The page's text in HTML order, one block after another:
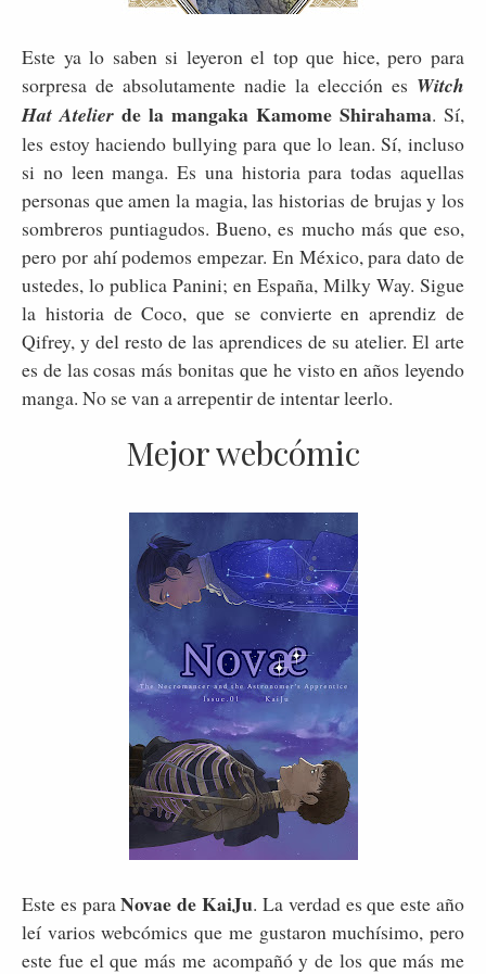
Este ya lo saben si leyeron el top que hice, pero para
sorpresa de absolutamente nadie la elección es Witch
Hat Atelier de la mangaka Kamome Shirahama. Sí,
les estoy haciendo bullying para que lo lean. Sí, incluso
si no leen manga. Es una historia para todas aquellas
personas que amen la magia, las historias de brujas y los
sombreros puntiagudos. Bueno, es mucho más que eso,
pero por ahí podemos empezar. En México, para dato de
ustedes, lo publica Panini; en España, Milky Way. Sigue
la historia de Coco, que se convierte en aprendiz de
Qifrey, y del resto de las aprendices de su atelier. El arte
es de las cosas más bonitas que he visto en años leyendo
manga. No se van a arrepentir de intentar leerlo.
Mejor webcómic
Este es paraNovae de KaiJu. La verdad es que este año
leí varios webcómics que me gustaron muchísimo, pero
este fue el que más me acompañó y de los que más me